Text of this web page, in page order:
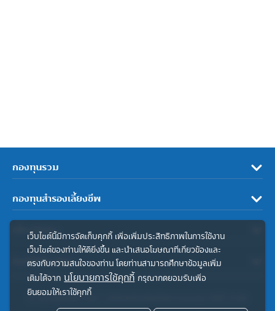
กองทุนรวม
กองทุนสำรองเลี้ยงชีพ
เกี่ยวกับเรา
ลิงค์ที่เกี่ยวข้อง
© สงวนลิขสิทธิ์ 2567 บริษัทหลักทรัพย์จัดการกองทุน ทิสโก้ จำกัด
เว็บไซต์นี้มีการจัดเก็บคุกกี้ เพื่อเพิ่มประสิทธิภาพในการใช้งาน
เว็บไซต์ของท่านให้ดียิ่งขึ้น และนำเสนอโฆษณาที่เกี่ยวข้องและ
ตรงกับความสนใจของท่าน โดยท่านสามารถศึกษาข้อมูลเพิ่ม
เติมได้จาก นโยบายการใช้คุกกี้ กรุณากดยอมรับเพื่อ
ยินยอมให้เราใช้คุกกี้